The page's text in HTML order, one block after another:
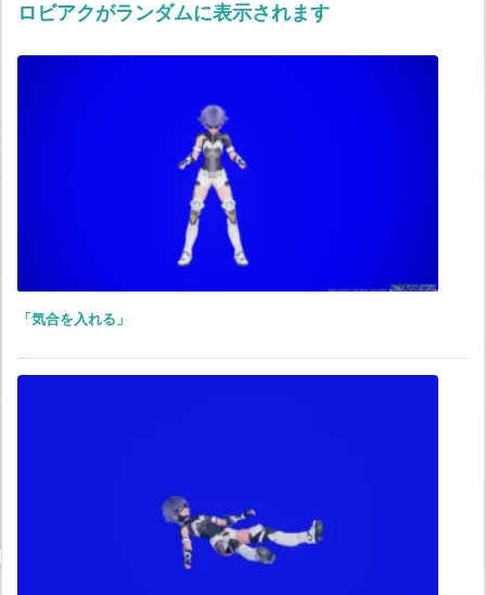
ロビアクがランダムに表示されます
「気合を入れる」